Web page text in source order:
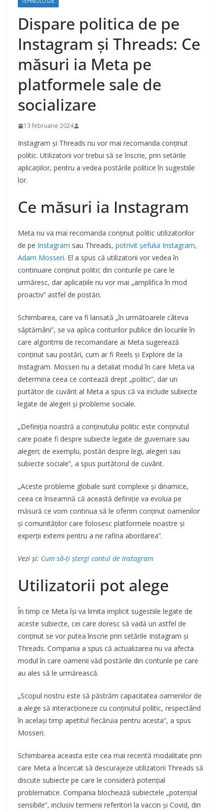
Dispare politica de pe
Instagram și Threads: Ce
măsuri ia Meta pe
platformele sale de
socializare
13 februarie 2024
Instagram și Threads nu vor mai recomanda conținut
politic. Utilizatorii vor trebui să se înscrie, prin setările
aplicațiilor, pentru a vedea postările politice în sugestiile
lor.
Ce măsuri ia Instagram
Meta nu va mai recomanda conținut politic utilizatorilor
de pe Instagram sau Threads, potrivit șefului Instagram,
Adam Mosseri. El a spus că utilizatorii vor vedea în
continuare conținut politic din conturile pe care le
urmăresc, dar aplicațiile nu vor mai „amplifica în mod
proactiv” astfel de postări.
Schimbarea, care va fi lansată „în următoarele câteva
săptămâni”, se va aplica conturilor publice din locurile în
care algoritmii de recomandare ai Meta sugerează
conținut sau postări, cum ar fi Reels și Explore de la
Instagram. Mosseri nu a detaliat modul în care Meta va
determina ceea ce contează drept „politic”, dar un
purtător de cuvânt al Meta a spus că va include subiecte
legate de alegeri și probleme sociale.
„Definiția noastră a conținutului politic este conținutul
care poate fi despre subiecte legate de guvernare sau
alegeri; de exemplu, postări despre legi, alegeri sau
subiecte sociale”, a spus purtătorul de cuvânt.
„Aceste probleme globale sunt complexe și dinamice,
ceea ce înseamnă că această definiție va evolua pe
măsură ce vom continua să le oferim conținut oamenilor
și comunităților care folosesc platformele noastre și
experții externi pentru a ne rafina abordarea”.
Vezi și: Cum să-ți ștergi contul de Instagram
Utilizatorii pot alege
În timp ce Meta își va limita implicit sugestiile legate de
aceste subiecte, cei care doresc să vadă un astfel de
conținut se vor putea înscrie prin setările Instagram și
Threads. Compania a spus că actualizarea nu va afecta
modul în care oamenii văd postările din conturile pe care
au ales să le urmărească.
„Scopul nostru este să păstrăm capacitatea oamenilor de
a alege să interacționeze cu conținutul politic, respectând
în același timp apetitul fiecăruia pentru acesta”, a spus
Mosseri.
Schimbarea aceasta este cea mai recentă modalitate prin
care Meta a încercat să descurajeze utilizatorii Threads să
discute subiecte pe care le consideră potențial
problematice. Compania blochează subiectele „potențial
sensibile”, inclusiv termenii referitori la vaccin și Covid, din